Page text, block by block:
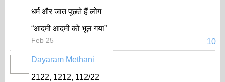
धर्म और जात पूछते हैं लोग
“आदमी आदमी को भूल गया”
10
Feb 25
Dayaram Methani
2122, 1212, 112/22